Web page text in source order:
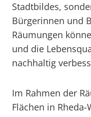
Stadtbildes,
Bürgerinnen und
Räumungen
und die
nachhaltig
Im Rahmen der
Flächen in